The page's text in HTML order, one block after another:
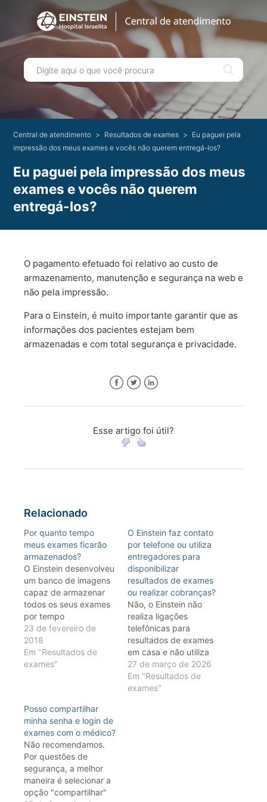
Central de atendimento Resultados de exames
Eu paguei pela
impressão dos meus exames e vocês não querem entregá-los?
Eu paguei pela impressão dos meus
exames e vocês não querem
entregá-los?
O pagamento efetuado foi relativo ao custo de
armazenamento, manutenção e segurança na web e
não pela impressão. ​
​​Para o Einstein, é muito importante garantir que as
informações dos pacientes estejam bem
armazenadas e com total segurança e privacidade.
Esse artigo foi útil?
Relacionado
Por quanto tempo
meus exames ficarão
armazenados?
O Einstein desenvolveu
um banco de imagens
capaz de armazenar
todos os seus exames
por tempo
indeterminado. Caso
não esteja disponível,
poderá solicitar a
ativação, a qualquer
2151-1233 ou (11)
3620-2500, sem se
preocupar em guardar
os envelopes e filmes
em sua residência.…
23 de fevereiro de
2018
Em "Resultados de
exames"
O Einstein faz contato
por telefone ou utiliza
entregadores para
disponibilizar
resultados de exames
ou realizar cobranças?
Não, o Einstein não
realiza ligações
telefônicas para
resultados de exames
em casa e não utiliza
entregadores para
disponibilizar
resultados de exames
27 de março de 2026
Em "Resultados de
exames"
Posso compartilhar
minha senha e login de
exames com o médico?
Não recomendamos.
Por questões de
segurança, a melhor
maneira é selecionar a
opção "compartilhar"